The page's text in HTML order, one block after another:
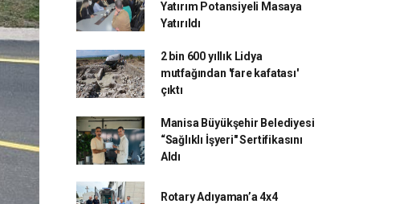
Yatırım Potansiyeli Masaya
Yatırıldı
2 bin 600 yıllık Lidya
mutfağından 'fare kafatası'
çıktı
Manisa Büyükşehir Belediyesi
“Sağlıklı İşyeri" Sertifikasını
Aldı
Rotary Adıyaman’a 4x4